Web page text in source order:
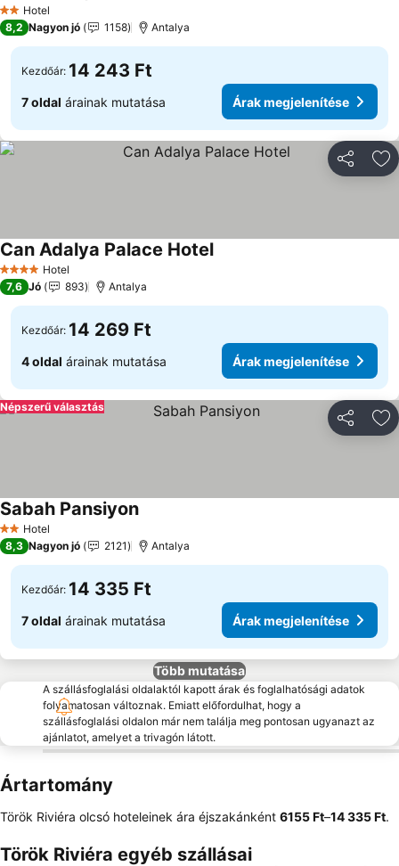
2 Kategória
Hotel
8,2 Nagyon jó 1158 Antalya
Kezdőár: 14 243 Ft
7 oldal árainak mutatása Árak megjelenítése
4 KategóriaHotel
Can Adalya Palace Hotel
7,6 Jó 893 Antalya
Kezdőár: 14 269 Ft
4 oldal árainak mutatása Árak megjelenítése
Népszerű választás
2 Kategória
Hotel
Sabah Pansiyon
8,3 Nagyon jó 2121 Antalya
Kezdőár: 14 335 Ft
7 oldal árainak mutatása Árak megjelenítése
Több mutatása
A szállásfoglalási oldalaktól kapott árak és foglalhatósági adatok
folyamatosan változnak. Emiatt előfordulhat, hogy a
szállásfoglalási oldalon már nem találja meg pontosan ugyanazt az
ajánlatot, amelyet a trivagón látott.
Ártartomány
Török Riviéra olcsó hoteleinek ára éjszakánként ‎6155 Ft–‎14 335 Ft.
Török Riviéra egyéb szállásai